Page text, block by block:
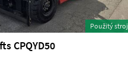
Použitý stroj
CPQYD50